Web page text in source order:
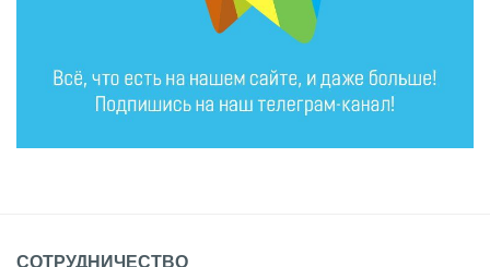
СОТРУДНИЧЕСТВО